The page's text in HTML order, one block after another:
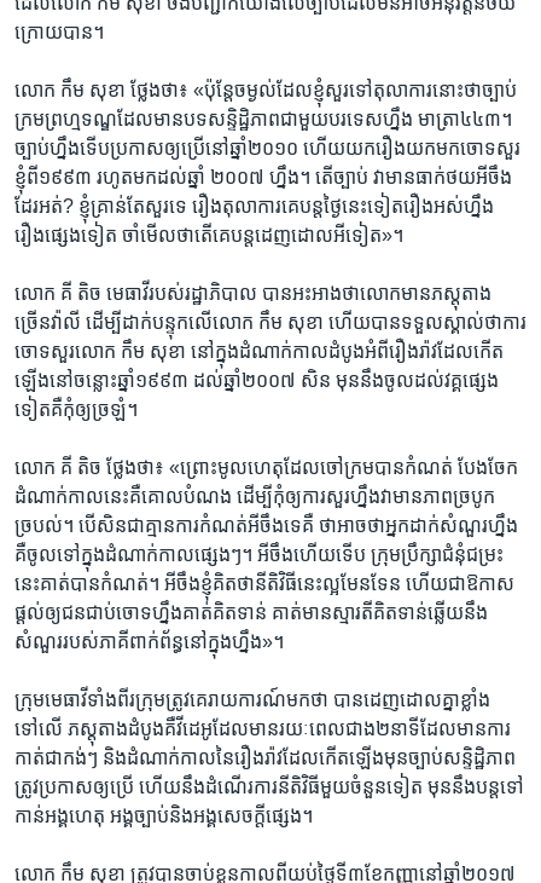
ក្រោយ​បាន។
លោក​ កឹម សុខា ថ្លែង​ថា៖ «ប៉ុន្តែ​ចម្ងល់​ដែល​ខ្ញុំ​សួរ​ទៅ​តុលាការ​នោះ​ថា​ច្បាប់​
ក្រម​ព្រហ្មទណ្ឌ​ដែល​មាន​បទ​សន្ទិដ្ឋិភាព​ជាមួយ​បរទេស​ហ្នឹង​ មាត្រា​៤៤៣។
ច្បាប់​ហ្នឹង​ទើប​ប្រកាស​ឲ្យ​ប្រើ​នៅ​ឆ្នាំ​២០១០ ហើយ​យក​រឿង​យក​មក​ចោទ​សួរ​
ខ្ញុំ​ពី​១៩៩៣​ រហូត​មក​ដល់​ឆ្នាំ​ ២០០៧ ​ហ្នឹង។ តើ​ច្បាប់ វា​មាន​ធាក់​ថយ​អីចឹង​
ដែរ​អត់?​ ខ្ញុំ​គ្រាន់​តែ​សួរ​ទេ ​រឿង​តុលាការ​គេ​បន្ត​ថ្ងៃនេះ​ទៀត​រឿង​អស់ហ្នឹង ​
រឿង​ផ្សេង​ទៀត​ ចាំ​មើល​ថា​តើ​គេ​បន្ត​ដេញដោល​អី​ទៀត‍»។
លោក ​គី តិច ​មេធាវី​របស់​រដ្ឋាភិបាល​ បាន​អះអាង​ថា​លោក​មាន​ភស្តុតាង​
ច្រើន​វ៉ាលី ដើម្បី​ដាក់​បន្ទុក​លើ​លោក​ កឹម សុខា​ ហើយ​បាន​ទទួល​ស្គាល់​ថា​ការ​
ចោទសួរ​លោក កឹម សុខា ​នៅ​ក្នុង​ដំណាក់​កាល​ដំបូង​អំពី​រឿងរ៉ាវ​ដែល​កើត​
ឡើង​នៅ​ចន្លោះ​ឆ្នាំ​១៩៩៣ ​ដល់​ឆ្នាំ​២០០៧ ​សិន ​មុន​នឹង​ចូល​ដល់​វគ្គ​ផ្សេង
ទៀត​គឺ​កុំ​ឲ្យ​ច្រឡំ។
លោក គី តិច ថ្លែង​ថា៖ «ព្រោះ​មូល​ហេតុ​ដែល​ចៅក្រម​បាន​កំណត់ ​បែងចែក​
ដំណាក់​កាល​នេះ​គឺ​គោល​បំណង ដើម្បី​កុំឲ្យ​ការ​សួរ​ហ្នឹង​វា​មាន​ភាព​ច្របូក​
ច្របល់។​ បើ​សិន​ជា​គ្មាន​ការ​កំណត់​អីចឹង​ទេ​គឺ ថា​អាច​ថា​អ្នក​ដាក់​សំណួរ​ហ្នឹង​
គឺ​ចូល​ទៅ​ក្នុង​ដំណាក់​កាល​ផ្សេងៗ។​ អីចឹង​ហើយ​ទើប ក្រុម​ប្រឹក្សា​ជំនុំជម្រះ​
នេះ​គាត់​បាន​កំណត់។ អីចឹង​ខ្ញុំ​គិត​ថា​នីតិវិធី​នេះ​ល្អ​មែន​ទែន ​ហើយ​ជា​ឱកាស​
ផ្ដល់​ឲ្យ​ជន​ជាប់​ចោទ​ហ្នឹង​គាត់​គិត​ទាន់​ គាត់​មាន​ស្មារតី​គិត​ទាន់​ឆ្លើយ​នឹង​
សំណួរ​របស់​ភាគី​ពាក់ព័ន្ធ​នៅ​ក្នុង​ហ្នឹង»។
ក្រុម​មេធាវី​ទាំងពីរ​ក្រុម​ត្រូវ​គេ​រាយការណ៍​មក​ថា ​បាន​ដេញ​ដោល​គ្នា​ខ្លាំង​
ទៅលើ ភស្តុតាង​ដំបូង​គឺ​វីដេអូ​ដែល​មាន​រយៈពេល​ជាង​២នាទី​ដែល​មាន​ការ​
កាត់​ជា​កង់ៗ ​និង​ដំណាក់​កាល​នៃ​រឿង​រ៉ាវ​ដែល​កើត​ឡើង​មុន​ច្បាប់​សន្ទិដ្ឋិភាព​
ត្រូវ​ប្រកាស​ឲ្យ​ប្រើ ​ហើយ​នឹង​ដំណើរការ​នីតិវិធី​មួយ​ចំនួន​ទៀត​ មុននឹង​បន្ត​ទៅ​
កាន់​អង្គហេតុ​ អង្គច្បាប់​និង​អង្គ​សេចក្ដី​ផ្សេង។
លោក ​កឹម សុខា​ ត្រូវ​បាន​ចាប់ខ្លួន​កាល​ពី​យប់​ថ្ងៃ​ទី៣​ខែ​កញ្ញា​នៅ​ឆ្នាំ​២០១៧​